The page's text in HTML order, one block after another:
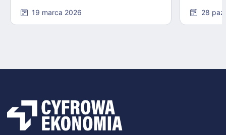
19 marca 2026 28